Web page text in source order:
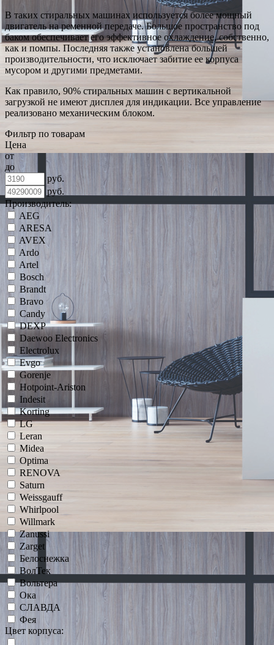
В таких стиральных машинах используется более мощный
двигатель на ременной передаче. Большое пространство под
баком обеспечивает его эффективное охлаждение, собственно,
как и помпы. Последняя также установлена большей
производительности, что исключает забитие ее корпуса
мусором и другими предметами.
Как правило, 90% стиральных машин с вертикальной
загрузкой не имеют дисплея для индикации. Все управление
реализовано механическим блоком.
Фильтр по товарам
Цена
от
до
руб.
руб.
Производитель:
AEG
ARESA
AVEX
Ardo
Artel
Bosch
Brandt
Bravo
Candy
DEXP
Daewoo Electronics
Electrolux
Evgo
Gorenje
Hotpoint-Ariston
Indesit
Korting
LG
Leran
Midea
Optima
RENOVA
Saturn
Weissgauff
Whirlpool
Willmark
Zanussi
Zarget
Белоснежка
ВолТек
Вольтера
Ока
СЛАВДА
Фея
Цвет корпуса: